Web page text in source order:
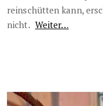
reinschütten kann,
nicht. Weiter…